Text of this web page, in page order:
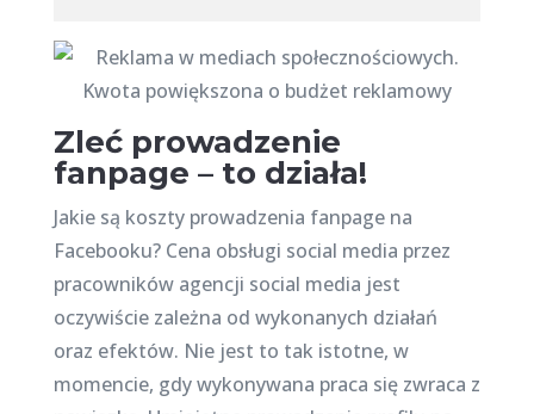
Zleć prowadzenie
fanpage – to działa!
Jakie są koszty prowadzenia fanpage na
Facebooku? Cena obsługi social media przez
pracowników agencji social media jest
oczywiście zależna od wykonanych działań
oraz efektów. Nie jest to tak istotne, w
momencie, gdy wykonywana praca się zwraca z